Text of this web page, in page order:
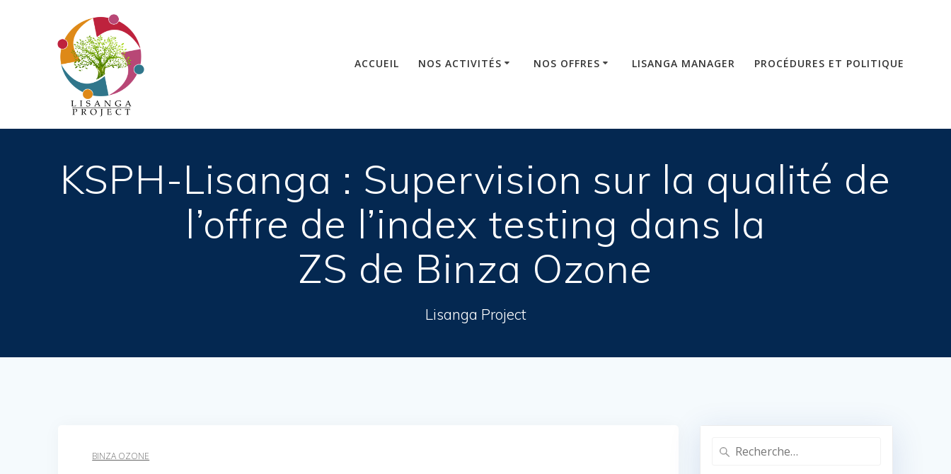
ACCUEIL NOS ACTIVITÉS NOS OFFRES LISANGA MANAGER PROCÉDURES ET POLITIQUE
KSPH-Lisanga : Supervision sur la qualité de
l’offre de l’index testing dans la
ZS de Binza Ozone
Lisanga Project
BINZA OZONE
Recherche